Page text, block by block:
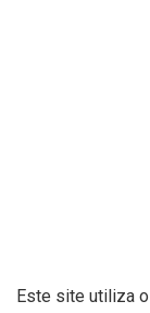
Este site utiliza